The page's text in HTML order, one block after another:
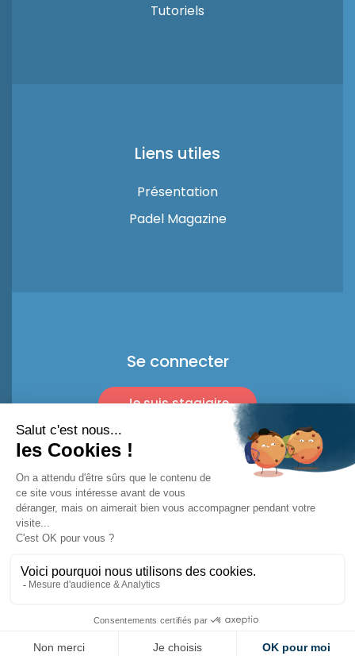
Tutoriels
Liens utiles
Présentation
Padel Magazine
Se connecter
Je suis stagiaire
Mentions légales